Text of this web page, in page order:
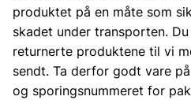
produktet på en måte som
skadet under transporten.
returnerte produktene til vi
sendt. Ta derfor godt vare
og sporingsnummeret for